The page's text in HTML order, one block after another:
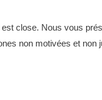
est close. Nous vous
non motivées et